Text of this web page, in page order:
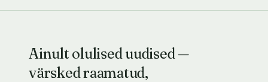
Ainult olulised uudised —
värsked raamatud,